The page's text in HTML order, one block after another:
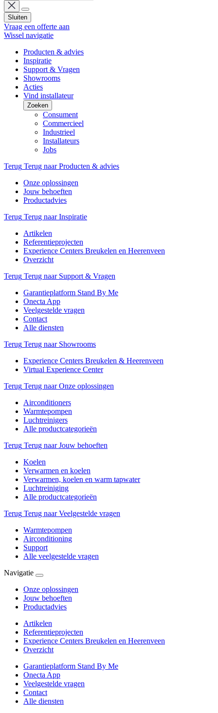
Sluiten
Vraag een offerte aan
Wissel navigatie
Producten & advies
Inspiratie
Support & Vragen
Showrooms
Acties
Vind installateur
Zoeken
Consument
Commercieel
Industrieel
Installateurs
Jobs
Terug Terug naar Producten & advies
Onze oplossingen
Jouw behoeften
Productadvies
Terug Terug naar Inspiratie
Artikelen
Referentieprojecten
Experience Centers Breukelen en Heerenveen
Overzicht
Terug Terug naar Support & Vragen
Garantieplatform Stand By Me
Onecta App
Veelgestelde vragen
Contact
Alle diensten
Terug Terug naar Showrooms
Experience Centers Breukelen & Heerenveen
Virtual Experience Center
Terug Terug naar Onze oplossingen
Airconditioners
Warmtepompen
Luchtreinigers
Alle productcategorieën
Terug Terug naar Jouw behoeften
Koelen
Verwarmen en koelen
Verwarmen, koelen en warm tapwater
Luchtreiniging
Alle productcategorieën
Terug Terug naar Veelgestelde vragen
Warmtepompen
Airconditioning
Support
Alle veelgestelde vragen
Navigatie
Onze oplossingen
Jouw behoeften
Productadvies
Artikelen
Referentieprojecten
Experience Centers Breukelen en Heerenveen
Overzicht
Garantieplatform Stand By Me
Onecta App
Veelgestelde vragen
Contact
Alle diensten